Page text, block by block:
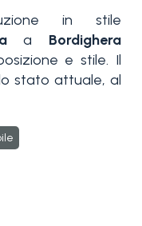
in stile
a Bordighera
e stile. Il
stato attuale, al